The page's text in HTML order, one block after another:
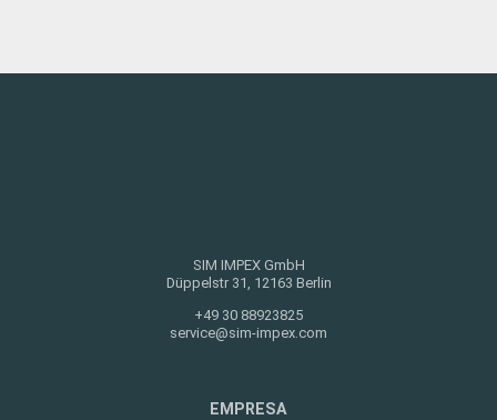
SIM IMPEX GmbH
Düppelstr 31, 12163 Berlin
+49 30 88923825
service@sim-impex.com
EMPRESA